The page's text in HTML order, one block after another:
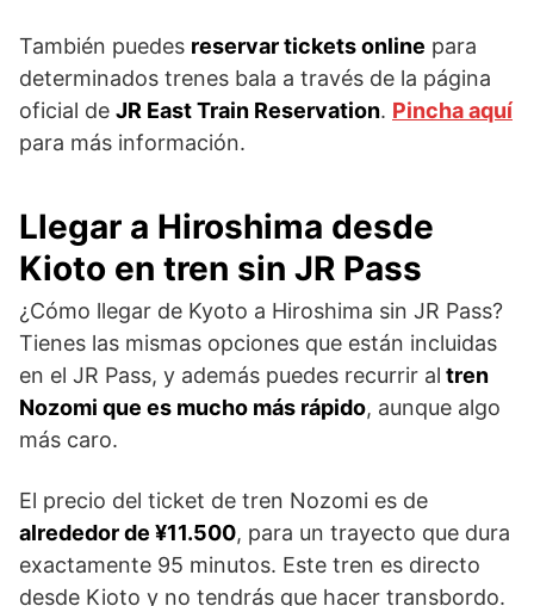
También puedes reservar tickets online para
determinados trenes bala a través de la página
oficial de JR East Train Reservation. Pincha aquí
para más información.
Llegar a Hiroshima desde
Kioto en tren sin JR Pass
¿Cómo llegar de Kyoto a Hiroshima sin JR Pass?
Tienes las mismas opciones que están incluidas
en el JR Pass, y además puedes recurrir al tren
Nozomi que es mucho más rápido, aunque algo
más caro.
El precio del ticket de tren Nozomi es de
alrededor de ¥11.500, para un trayecto que dura
exactamente 95 minutos. Este tren es directo
desde Kioto y no tendrás que hacer transbordo.